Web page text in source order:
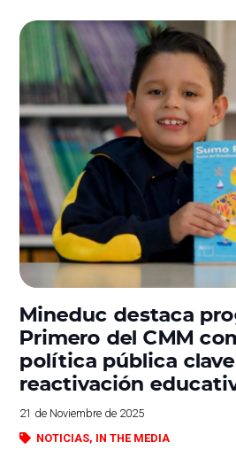
Mineduc destaca
Primero del CMM
política pública
reactivación
21 de Noviembre de 2025
NOTICIAS, IN THE MEDIA